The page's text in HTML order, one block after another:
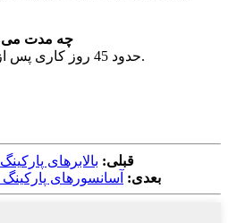
2. چه مدت می
حدود 45 روز کاری پس از دریافت پیش پرداخت شما.
قبلی: بالابرهای
بعدی: آسانسورهای